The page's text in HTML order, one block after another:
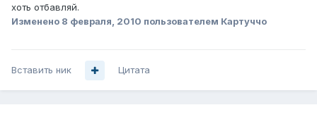
хоть отбавляй.
Изменено 8 февраля, 2010 пользователем Картуччо
Вставить ник Цитата